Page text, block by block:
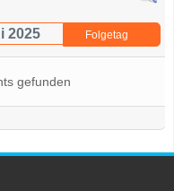
2025 Folgetag
gefunden